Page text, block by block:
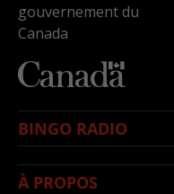
gouvernement du
Canada
BINGO RADIO
À PROPOS